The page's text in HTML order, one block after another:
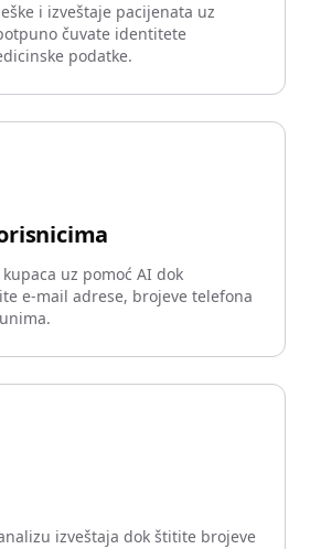
i izveštaje pacijenata uz
čuvate identitete
podatke.
uz pomoć AI dok
e-mail adrese, brojeve telefona
izveštaja dok štitite brojeve